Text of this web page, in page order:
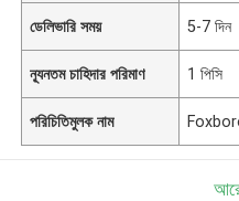
ডেলিভারি সময় 5-7 দিন
ন্যূনতম চাহিদার পরিমাণ 1 পিসি
পরিচিতিমুলক নাম